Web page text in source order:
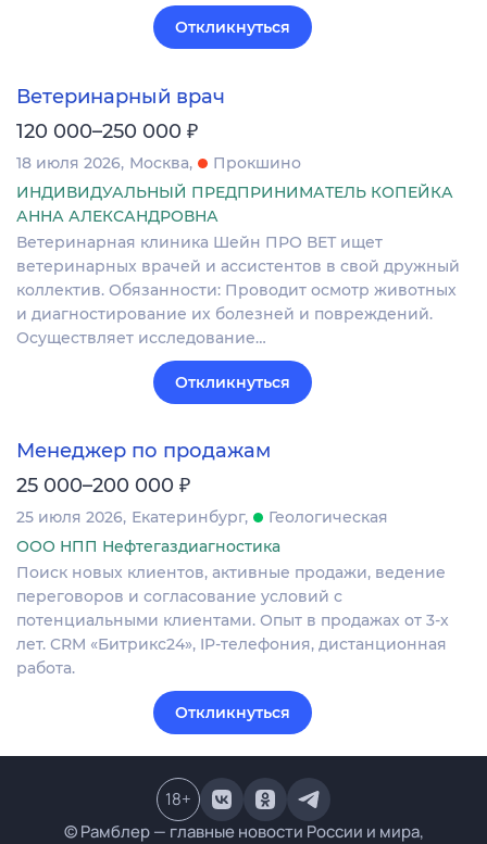
Откликнуться
Ветеринарный врач
120 000–250 000 ₽
18 июля 2026 Москва
Прокшино
ИНДИВИДУАЛЬНЫЙ ПРЕДПРИНИМАТЕЛЬ КОПЕЙКА
АННА АЛЕКСАНДРОВНА
Ветеринарная клиника Шейн ПРО ВЕТ ищет
ветеринарных врачей и ассистентов в свой дружный
коллектив. Обязанности: Проводит осмотр животных
и диагностирование их болезней и повреждений.
Осуществляет исследование…
Откликнуться
Менеджер по продажам
25 000–200 000 ₽
25 июля 2026 Екатеринбург
Геологическая
ООО НПП Нефтегаздиагностика
Поиск новых клиентов, активные продажи, ведение
переговоров и согласование условий с
потенциальными клиентами. Опыт в продажах от 3-х
лет. CRM «Битрикс24», IP-телефония, дистанционная
работа.
Откликнуться
© Рамблер — главные новости России и мира,
18+